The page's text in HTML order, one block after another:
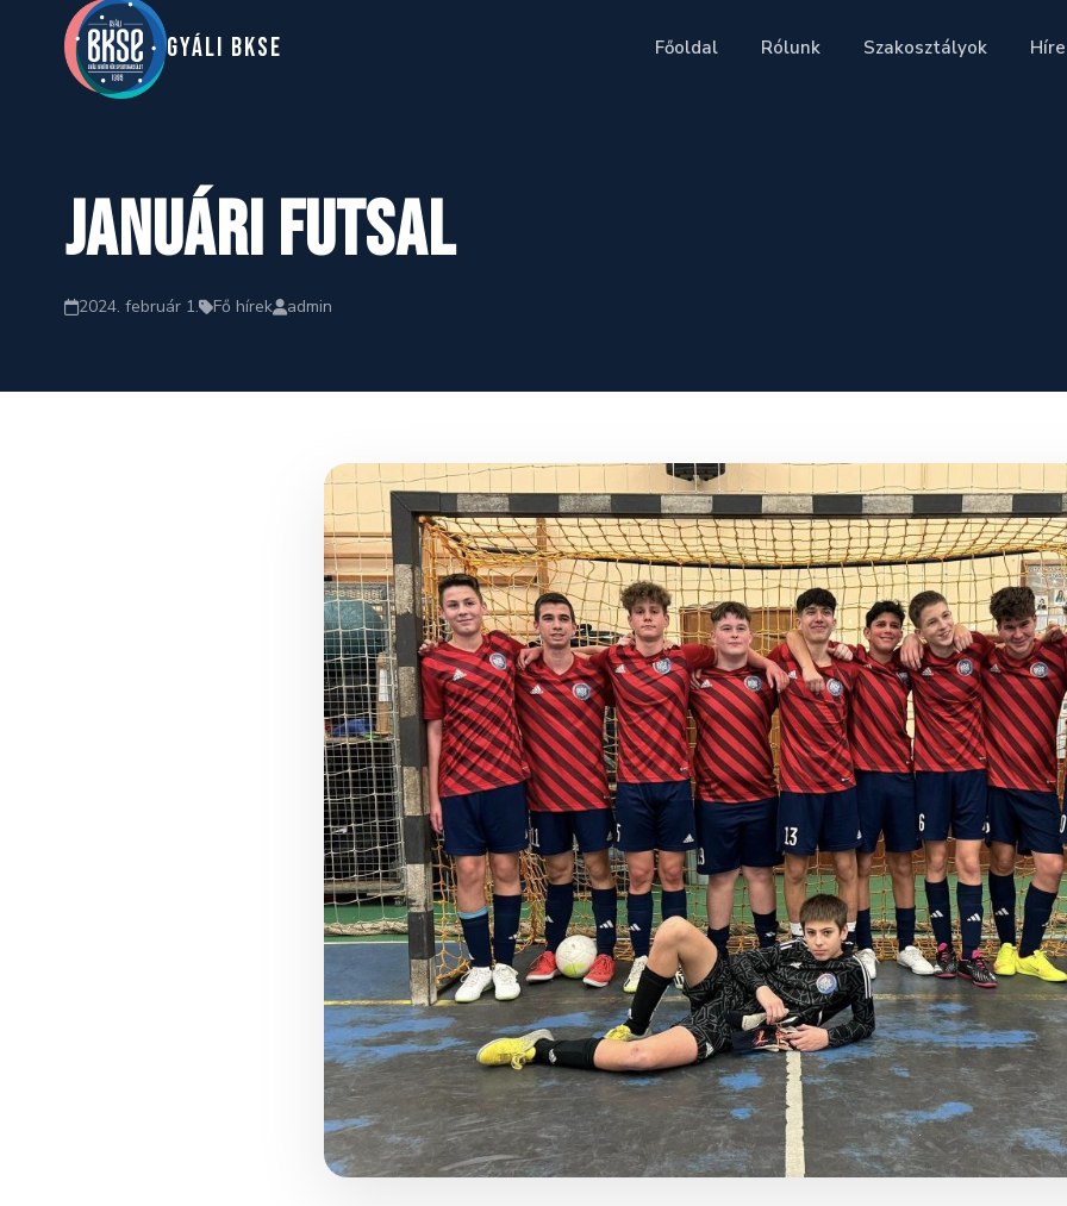
GYáLI BKSE Főoldal Rólunk Szakosztályok
Januári futsal
2024. február 1. Fő hírek admin